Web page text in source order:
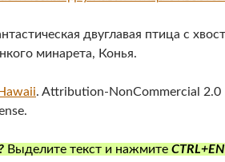
двуглавая птица с
минарета, Конья.
. Attribution-NonCommercial 2.0
Выделите текст и нажмите